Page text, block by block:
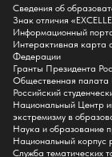
Поступление
Приемная комиссия
Поступай в БГПУ
Специальности и
Списки
Приказы о
Полезные
Общежитие
Информация о
Обркредит в СПО
Сведения об
Знак отличия
Информационный
Интерактивная карта
Федерации
Гранты Президента
Общественная палата
Российский
Национальный Центр
экстремизму в
Наука и образование
Национальный корпус
Служба тематических